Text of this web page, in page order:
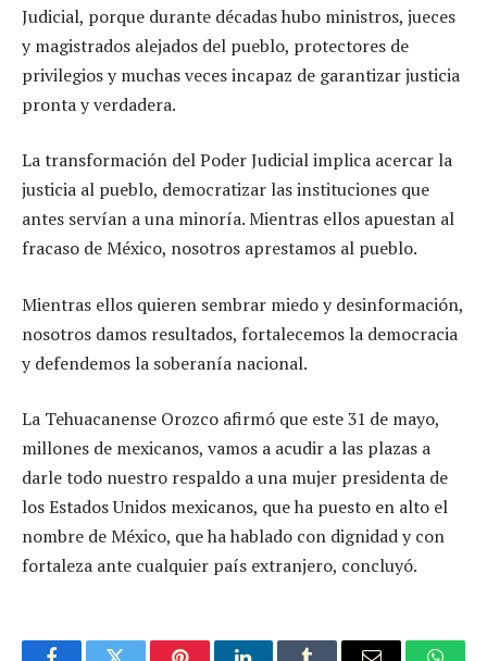
Judicial, porque durante décadas hubo ministros, jueces
y magistrados alejados del pueblo, protectores de
privilegios y muchas veces incapaz de garantizar justicia
pronta y verdadera.
La transformación del Poder Judicial implica acercar la
justicia al pueblo, democratizar las instituciones que
antes servían a una minoría. Mientras ellos apuestan al
fracaso de México, nosotros aprestamos al pueblo.
Mientras ellos quieren sembrar miedo y desinformación,
nosotros damos resultados, fortalecemos la democracia
y defendemos la soberanía nacional.
La Tehuacanense Orozco afirmó que este 31 de mayo,
millones de mexicanos, vamos a acudir a las plazas a
darle todo nuestro respaldo a una mujer presidenta de
los Estados Unidos mexicanos, que ha puesto en alto el
nombre de México, que ha hablado con dignidad y con
fortaleza ante cualquier país extranjero, concluyó.